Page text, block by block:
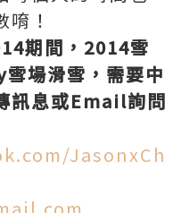
！
期間，2014雪
場滑雪，需要中
訊息或Email詢問
JasonxCh